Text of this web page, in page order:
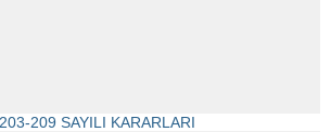
209 SAYILI KARARLARI